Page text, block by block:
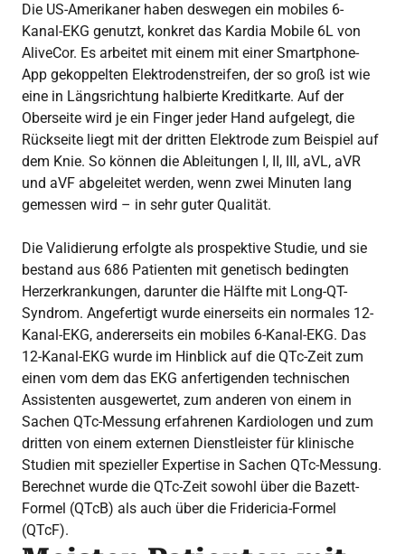
Die US-Amerikaner haben deswegen ein mobiles 6-
Kanal-EKG genutzt, konkret das Kardia Mobile 6L von
AliveCor. Es arbeitet mit einem mit einer Smartphone-
App gekoppelten Elektrodenstreifen, der so groß ist wie
eine in Längsrichtung halbierte Kreditkarte. Auf der
Oberseite wird je ein Finger jeder Hand aufgelegt, die
Rückseite liegt mit der dritten Elektrode zum Beispiel auf
dem Knie. So können die Ableitungen I, II, III, aVL, aVR
und aVF abgeleitet werden, wenn zwei Minuten lang
gemessen wird – in sehr guter Qualität.
Die Validierung erfolgte als prospektive Studie, und sie
bestand aus 686 Patienten mit genetisch bedingten
Herzerkrankungen, darunter die Hälfte mit Long-QT-
Syndrom. Angefertigt wurde einerseits ein normales 12-
Kanal-EKG, andererseits ein mobiles 6-Kanal-EKG. Das
12-Kanal-EKG wurde im Hinblick auf die QTc-Zeit zum
einen vom dem das EKG anfertigenden technischen
Assistenten ausgewertet, zum anderen von einem in
Sachen QTc-Messung erfahrenen Kardiologen und zum
dritten von einem externen Dienstleister für klinische
Studien mit spezieller Expertise in Sachen QTc-Messung.
Berechnet wurde die QTc-Zeit sowohl über die Bazett-
Formel (QTcB) als auch über die Fridericia-Formel
(QTcF).